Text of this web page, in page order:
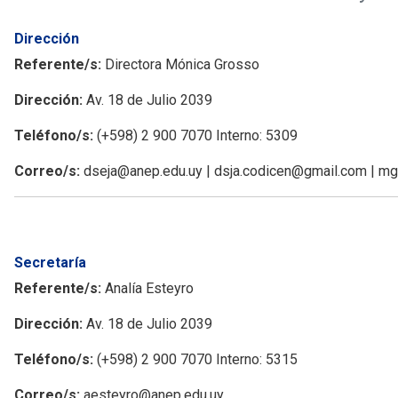
Dirección
Referente/s: Directora Mónica Grosso
Dirección: Av. 18 de Julio 2039
Teléfono/s: (+598) 2 900 7070 Interno: 5309
Correo/s: dseja@anep.edu.uy | dsja.codicen@gmail.com |
Secretaría
Referente/s: Analía Esteyro
Dirección: Av. 18 de Julio 2039
Teléfono/s: (+598) 2 900 7070 Interno: 5315